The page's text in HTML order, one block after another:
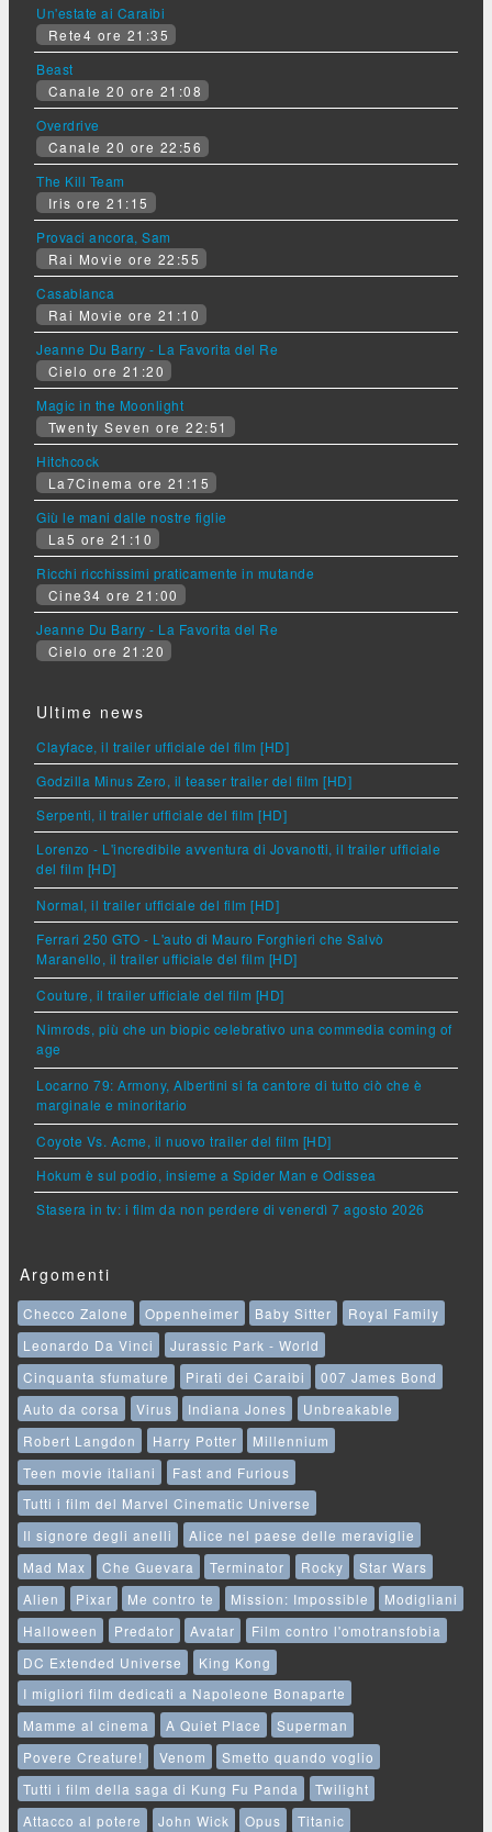
Un'estate ai Caraibi
Rete4 ore 21:35
Beast
Canale 20 ore 21:08
Overdrive
Canale 20 ore 22:56
The Kill Team
Iris ore 21:15
Provaci ancora, Sam
Rai Movie ore 22:55
Casablanca
Rai Movie ore 21:10
Jeanne Du Barry - La Favorita del Re
Cielo ore 21:20
Magic in the Moonlight
Twenty Seven ore 22:51
Hitchcock
La7Cinema ore 21:15
Giù le mani dalle nostre figlie
La5 ore 21:10
Ricchi ricchissimi praticamente in mutande
Cine34 ore 21:00
Jeanne Du Barry - La Favorita del Re
Cielo ore 21:20
Ultime news
Clayface, il trailer ufficiale del film [HD]
Godzilla Minus Zero, il teaser trailer del film [HD]
Serpenti, il trailer ufficiale del film [HD]
Lorenzo - L'incredibile avventura di Jovanotti, il trailer ufficiale
del film [HD]
Normal, il trailer ufficiale del film [HD]
Ferrari 250 GTO - L'auto di Mauro Forghieri che Salvò
Maranello, il trailer ufficiale del film [HD]
Couture, il trailer ufficiale del film [HD]
Nimrods, più che un biopic celebrativo una commedia coming of
age
Locarno 79: Armony, Albertini si fa cantore di tutto ciò che è
marginale e minoritario
Coyote Vs. Acme, il nuovo trailer del film [HD]
Hokum è sul podio, insieme a Spider Man e Odissea
Stasera in tv: i film da non perdere di venerdì 7 agosto 2026
Argomenti
Checco Zalone Oppenheimer Baby Sitter
Royal Family
Leonardo Da Vinci
Jurassic Park - World
Cinquanta sfumature
Pirati dei Caraibi
007 James Bond
Auto da corsa
Virus Indiana Jones
Unbreakable
Robert Langdon
Harry Potter
Millennium
Teen movie italiani
Fast and Furious
Tutti i film del Marvel Cinematic Universe
Il signore degli anelli
Alice nel paese delle meraviglie
Mad Max
Che Guevara Terminator Rocky
Star Wars
Alien
Pixar Me contro te Mission: Impossible
Modigliani
Halloween
Predator Avatar
Film contro l'omotransfobia
DC Extended Universe
King Kong
I migliori film dedicati a Napoleone Bonaparte
Mamme al cinema
A Quiet Place
Superman
Povere Creature!
Venom
Smetto quando voglio
Tutti i film della saga di Kung Fu Panda
Twilight
Attacco al potere
John Wick Opus Titanic